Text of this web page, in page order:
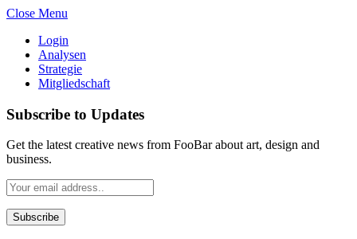
Close Menu
Login
Analysen
Strategie
Mitgliedschaft
Subscribe to Updates
Get the latest creative news from FooBar about art, design and
business.